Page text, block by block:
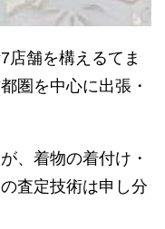
店舗を構えるてま
圏を中心に出張・
、着物の着付け・
査定技術は申し分